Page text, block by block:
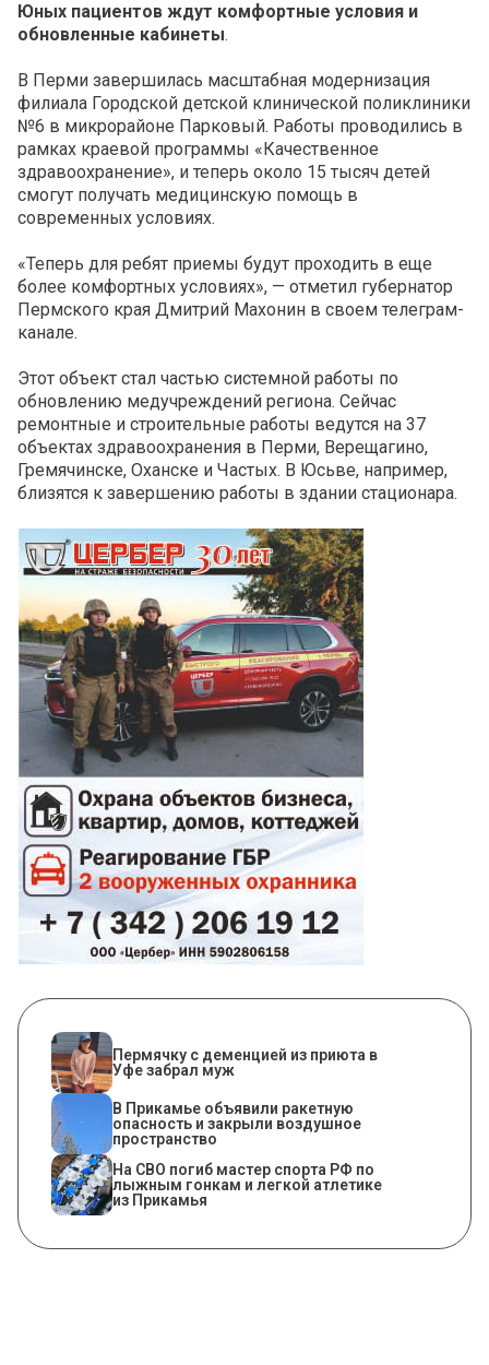
Юных пациентов ждут комфортные условия и
обновленные кабинеты.
В Перми завершилась масштабная модернизация
филиала Городской детской клинической поликлиники
№6 в микрорайоне Парковый. Работы проводились в
рамках краевой программы «Качественное
здравоохранение», и теперь около 15 тысяч детей
смогут получать медицинскую помощь в
современных условиях.
«Теперь для ребят приемы будут проходить в еще
более комфортных условиях», — отметил губернатор
Пермского края Дмитрий Махонин в своем телеграм-
канале.
Этот объект стал частью системной работы по
обновлению медучреждений региона. Сейчас
ремонтные и строительные работы ведутся на 37
объектах здравоохранения в Перми, Верещагино,
Гремячинске, Оханске и Частых. В Юсьве, например,
близятся к завершению работы в здании стационара.
Пермячку с деменцией из приюта в
Уфе забрал муж
В Прикамье объявили ракетную
опасность и закрыли воздушное
пространство
На СВО погиб мастер спорта РФ по
лыжным гонкам и легкой атлетике
из Прикамья